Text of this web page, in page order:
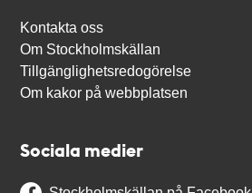
Kontakta oss
Om Stockholmskällan
Tillgänglighetsredogörelse
Om kakor på webbplatsen
Sociala medier